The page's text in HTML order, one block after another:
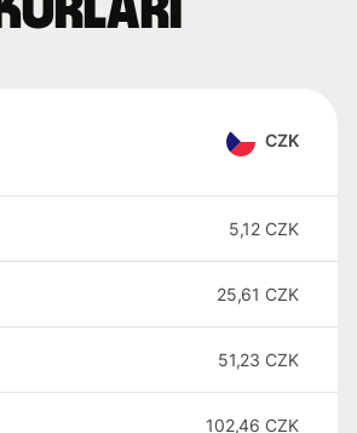
CZK
5,12 CZK
25,61 CZK
51,23 CZK
102,46 CZK